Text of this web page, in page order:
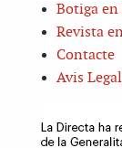
Botiga
Revista
Contacte
Avis